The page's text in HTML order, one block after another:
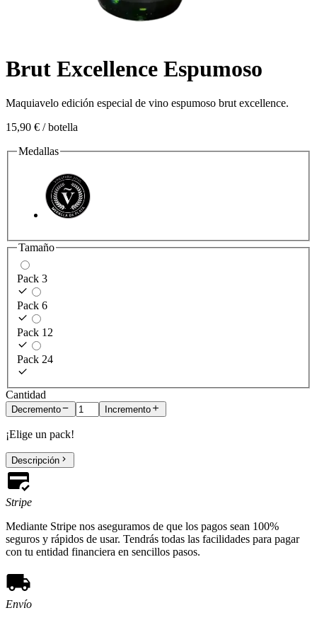
Brut Excellence Espumoso
Maquiavelo edición especial de vino espumoso brut excellence.
15,90 € / botella
Medallas
Tamaño
Pack 3
Pack 6
Pack 12
Pack 24
Cantidad
Decremento Incremento
¡Elige un pack!
Descripción
Stripe
Mediante Stripe nos aseguramos de que los pagos sean 100%
seguros y rápidos de usar. Tendrás todas las facilidades para pagar
con tu entidad financiera en sencillos pasos.
Envío